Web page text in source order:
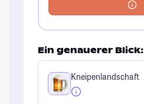
Ein genauerer Blick:
Kneipenlandschaft